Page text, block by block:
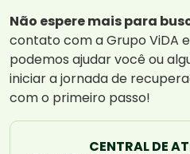
Não espere mais para
contato com a Grupo ViDA
podemos ajudar você ou
iniciar a jornada de
com o primeiro passo!
CENTRAL DE